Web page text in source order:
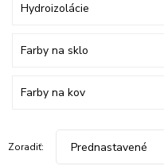
Hydroizolácie
Farby na sklo
Farby na kov
Zoradiť: Prednastavené